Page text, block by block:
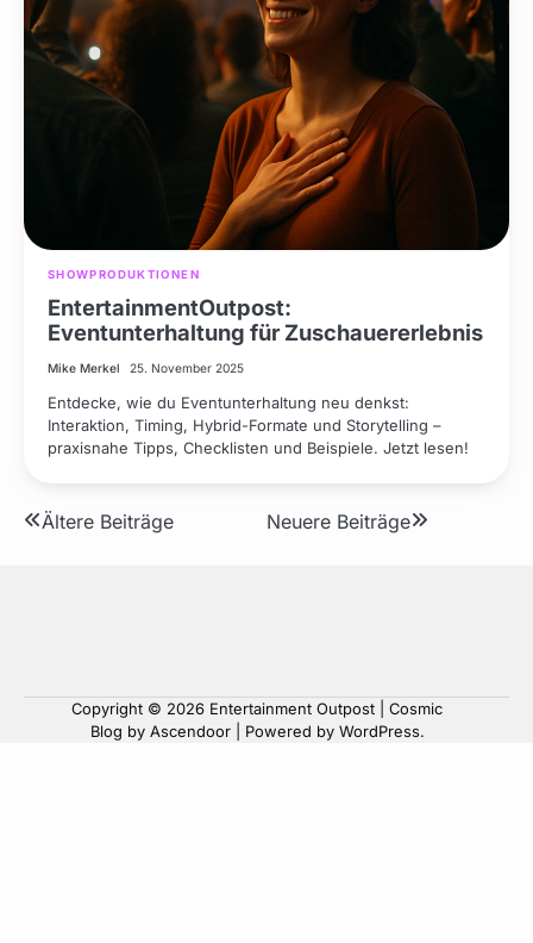
SHOWPRODUKTIONEN
EntertainmentOutpost:
Eventunterhaltung für Zuschauererlebnis
Mike Merkel 25. November 2025
Entdecke, wie du Eventunterhaltung neu denkst:
Interaktion, Timing, Hybrid-Formate und Storytelling –
praxisnahe Tipps, Checklisten und Beispiele. Jetzt lesen!
Beitragsnavigation
Ältere Beiträge Neuere Beiträge
Copyright © 2026 Entertainment Outpost | Cosmic
Blog by Ascendoor| Powered by WordPress.